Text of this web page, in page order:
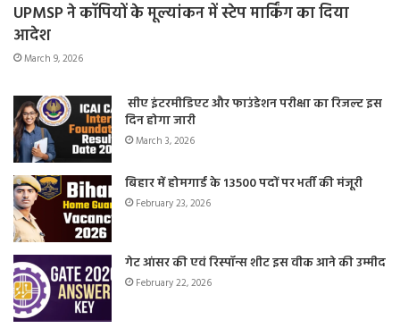
UPMSP ने कॉपियों के मूल्यांकन में स्टेप मार्किंग का दिया
आदेश
March 9, 2026
सीए इंटरमीडिएट और फाउंडेशन परीक्षा का रिजल्ट इस
दिन होगा जारी
March 3, 2026
बिहार में होमगार्ड के 13500 पदों पर भर्ती की मंजूरी
February 23, 2026
गेट आंसर की एवं रिस्पॉन्स शीट इस वीक आने की उम्मीद
February 22, 2026